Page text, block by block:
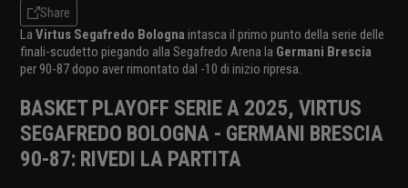
Share
La Virtus Segafredo Bologna intasca il primo punto della serie delle
finali-scudetto piegando alla Segafredo Arena la Germani Brescia
per 90-87 dopo aver rimontato dal -10 di inizio ripresa.
BASKET PLAYOFF SERIE A 2025, VIRTUS
SEGAFREDO BOLOGNA - GERMANI BRESCIA
90-87: RIVEDI LA PARTITA